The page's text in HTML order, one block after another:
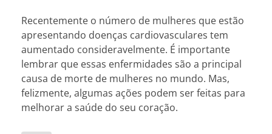
Recentemente o número de mulheres que estão
apresentando doenças cardiovasculares tem
aumentado consideravelmente. É importante
lembrar que essas enfermidades são a principal
causa de morte de mulheres no mundo. Mas,
felizmente, algumas ações podem ser feitas para
melhorar a saúde do seu coração.